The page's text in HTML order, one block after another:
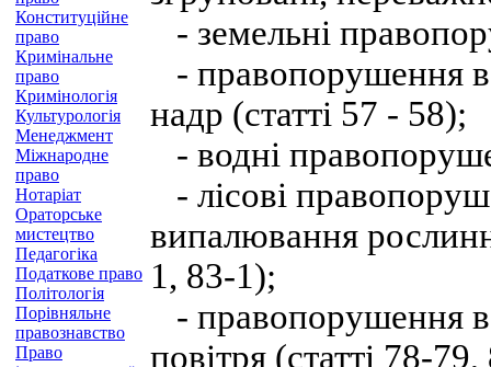
Конституційне
право
Кримінальне
право
Кримінологія
Культурологія
Менеджмент
Міжнародне
право
Нотаріат
Ораторське
мистецтво
Педагогіка
Податкове право
Політологія
Порівняльне
правознавство
Право
- земельні
- правопорушення в
надр (статті 57 - 58);
- водні
- лісові
випалювання
1, 83-1);
- правопорушення в
повітря (статті 78-